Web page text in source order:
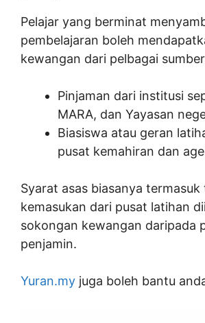
Pelajar yang berminat
pembelajaran boleh
kewangan dari pelbagai
Pinjaman dari institusi
MARA, dan Yayasan
Biasiswa atau geran
pusat kemahiran dan
Syarat asas biasanya termasuk
kemasukan dari pusat latihan
sokongan kewangan daripada
penjamin.
Yuran.my juga boleh bantu